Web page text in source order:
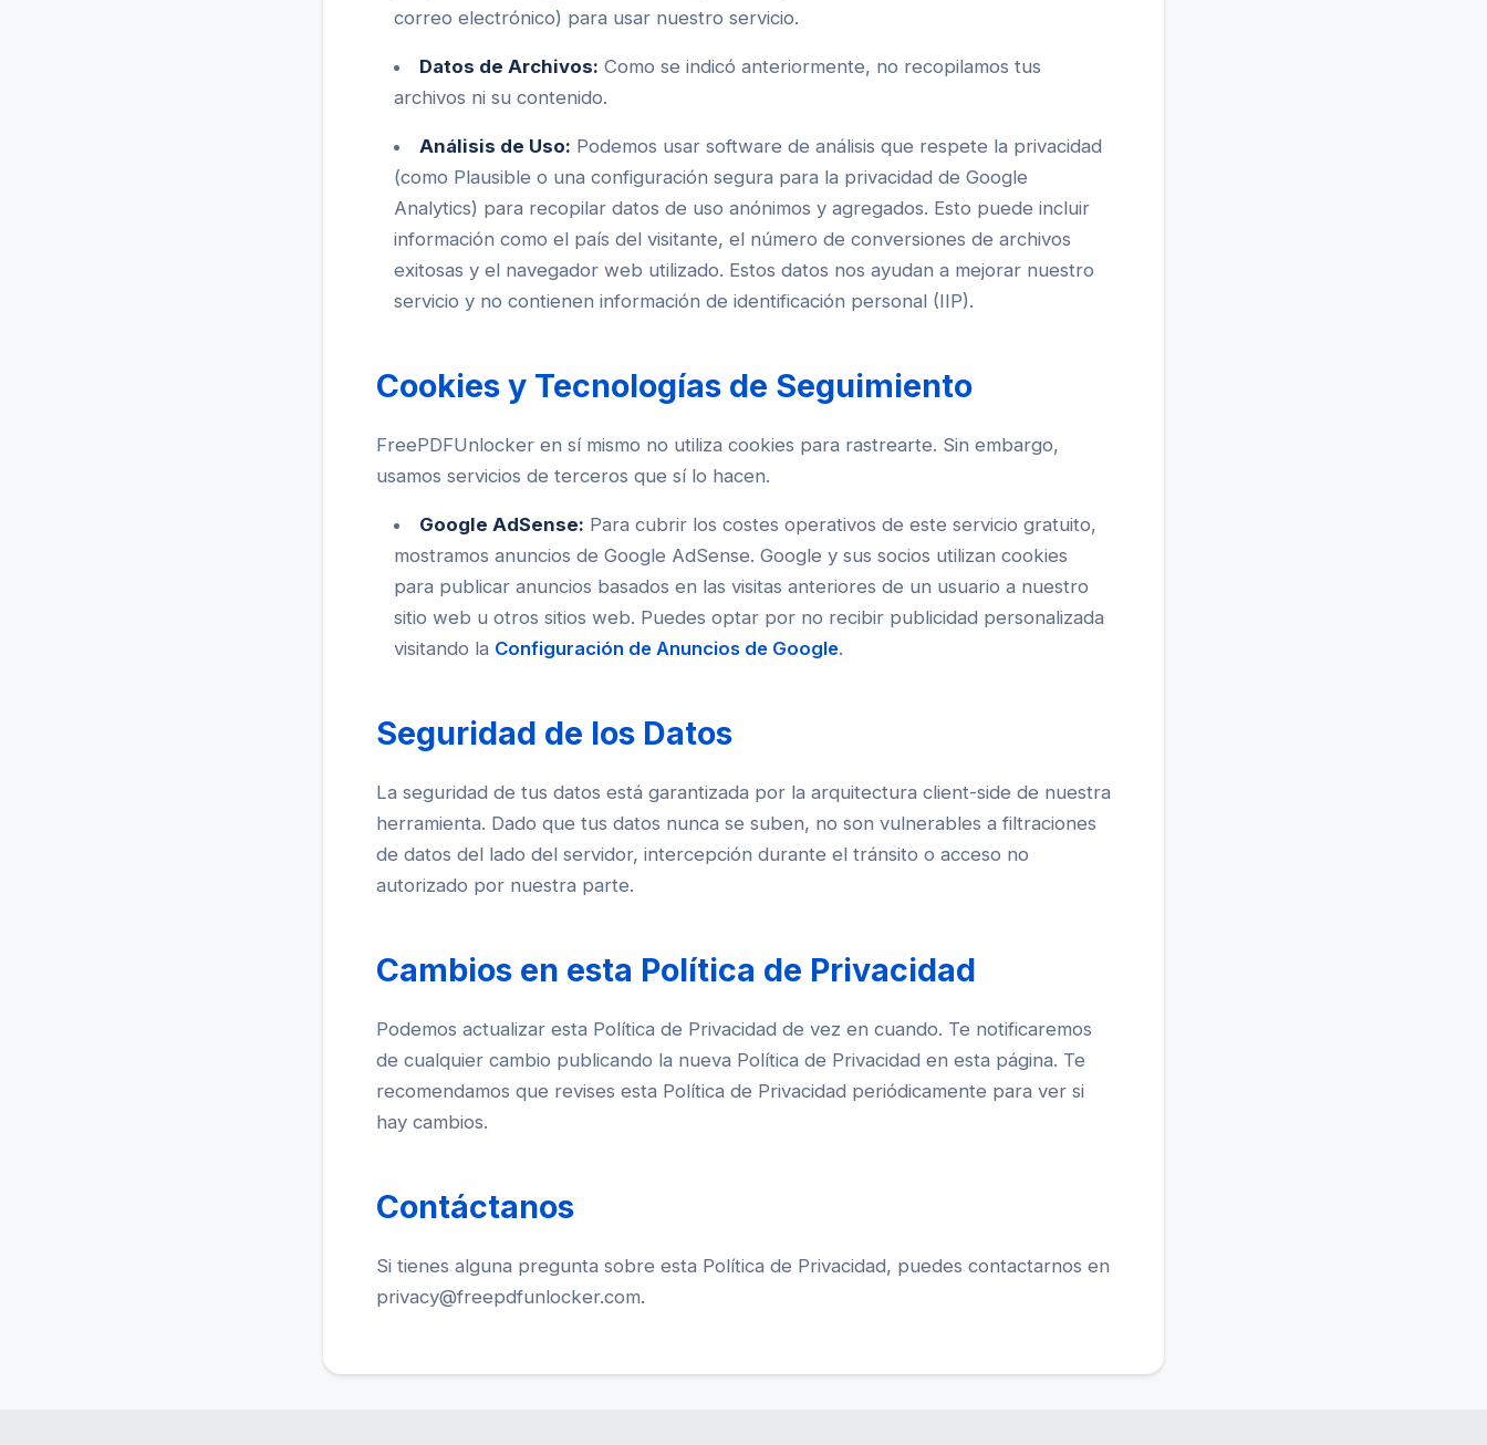
correo electrónico) para usar nuestro servicio.
Datos de Archivos: Como se indicó anteriormente, no recopilamos tus
archivos ni su contenido.
Análisis de Uso: Podemos usar software de análisis que respete la privacidad
(como Plausible o una configuración segura para la privacidad de Google
Analytics) para recopilar datos de uso anónimos y agregados. Esto puede incluir
información como el país del visitante, el número de conversiones de archivos
exitosas y el navegador web utilizado. Estos datos nos ayudan a mejorar nuestro
servicio y no contienen información de identificación personal (IIP).
Cookies y Tecnologías de Seguimiento
FreePDFUnlocker en sí mismo no utiliza cookies para rastrearte. Sin embargo,
usamos servicios de terceros que sí lo hacen.
Google AdSense: Para cubrir los costes operativos de este servicio gratuito,
mostramos anuncios de Google AdSense. Google y sus socios utilizan cookies
para publicar anuncios basados en las visitas anteriores de un usuario a nuestro
sitio web u otros sitios web. Puedes optar por no recibir publicidad personalizada
visitando la Configuración de Anuncios de Google.
Seguridad de los Datos
La seguridad de tus datos está garantizada por la arquitectura client-side de nuestra
herramienta. Dado que tus datos nunca se suben, no son vulnerables a filtraciones
de datos del lado del servidor, intercepción durante el tránsito o acceso no
autorizado por nuestra parte.
Cambios en esta Política de Privacidad
Podemos actualizar esta Política de Privacidad de vez en cuando. Te notificaremos
de cualquier cambio publicando la nueva Política de Privacidad en esta página. Te
recomendamos que revises esta Política de Privacidad periódicamente para ver si
hay cambios.
Contáctanos
Si tienes alguna pregunta sobre esta Política de Privacidad, puedes contactarnos en
privacy@freepdfunlocker.com.